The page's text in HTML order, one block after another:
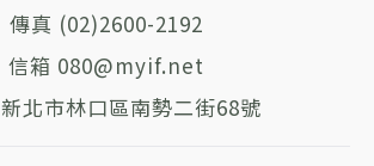
(02)2600-2192
080@myif.net
新北市林口區南勢二街68號